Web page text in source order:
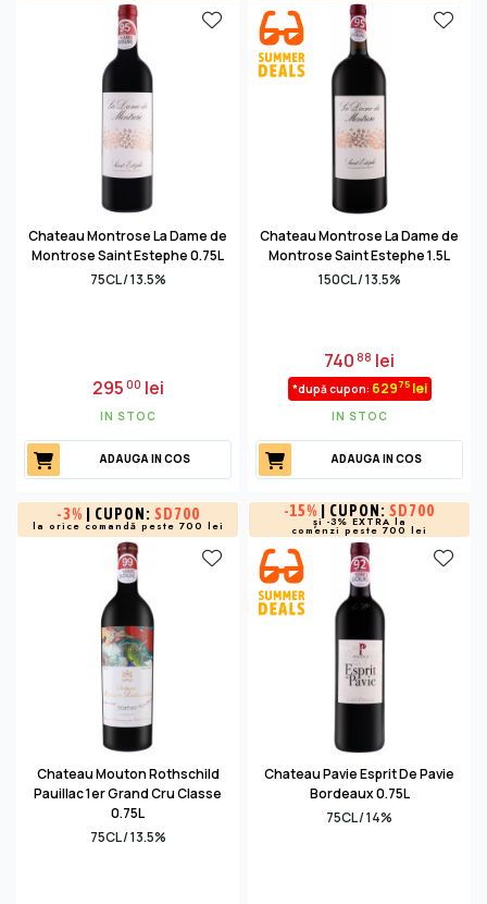
Chateau Montrose La Dame de
Montrose Saint Estephe 0.75L
75CL / 13.5%
29500 lei
IN STOC
ADAUGA IN COS
Chateau Montrose La Dame de
Montrose Saint Estephe 1.5L
150CL / 13.5%
74088 lei
*după cupon: 62975lei
IN STOC
ADAUGA IN COS
-3% | CUPON: SD700
la orice comandă peste 700 lei
Chateau Mouton Rothschild
Pauillac 1er Grand Cru Classe
0.75L
75CL / 13.5%
-15% | CUPON: SD700
și -3% EXTRA la
comenzi peste 700 lei
Chateau Pavie Esprit De Pavie
Bordeaux 0.75L
75CL / 14%